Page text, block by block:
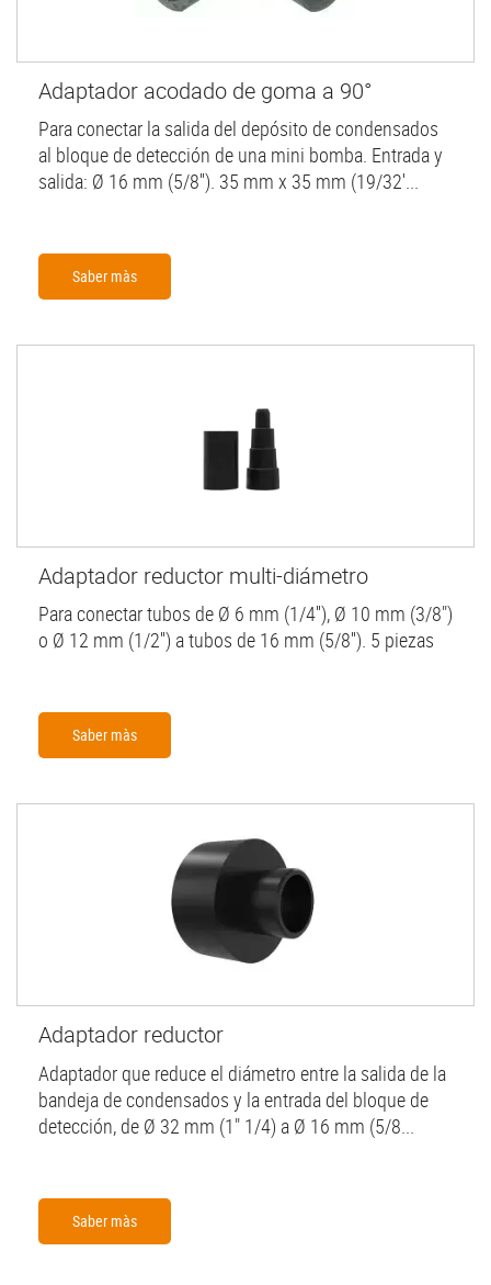
Adaptador acodado de goma a 90°
Para conectar la salida del depósito de condensados
al bloque de detección de una mini bomba. Entrada y
salida: Ø 16 mm (5/8''). 35 mm x 35 mm (19/32'...
Saber màs
Adaptador reductor multi-diámetro
Para conectar tubos de Ø 6 mm (1/4''), Ø 10 mm (3/8")
o Ø 12 mm (1/2'') a tubos de 16 mm (5/8''). 5 piezas
Saber màs
Adaptador reductor
Adaptador que reduce el diámetro entre la salida de la
bandeja de condensados y la entrada del bloque de
detección, de Ø 32 mm (1" 1/4) a Ø 16 mm (5/8...
Saber màs